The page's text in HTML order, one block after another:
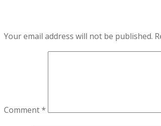
Your email address will not be published.
Comment*